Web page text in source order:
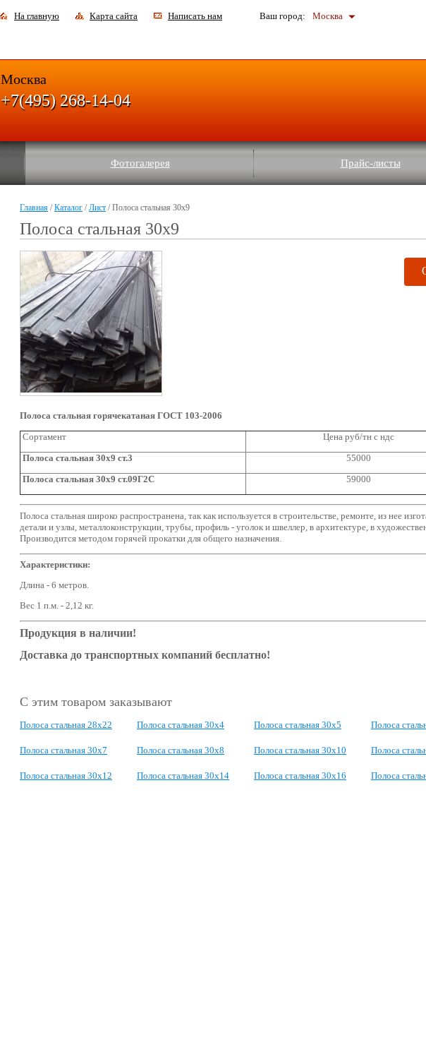
На главную Карта сайта Написать нам Ваш город: Москва
Фотогалерея Прайс-листы
Москва
+7(495) 268-14-04
Главная /Каталог /Лист / Полоса стальная 30x9
Полоса стальная 30x9
Полоса стальная горячекатаная ГОСТ 103-2006
Сортамент
Цена руб/тн с ндс
Полоса стальная 30x9 ст.3
55000
Полоса стальная 30x9 ст.09Г2С
59000
Полоса стальная широко распространена, так как используется в строительстве, ремонте, из нее
детали и узлы, металлоконструкции, трубы, профиль - уголок и швеллер, в архитектуре, в
Производится методом горячей прокатки для общего назначения.
Характеристики:
Длина - 6 метров.
Вес 1 п.м. - 2,12 кг.
Продукция в наличии!
Доставка до транспортных компаний бесплатно!
С этим товаром заказывают
Полоса стальная 28x22 Полоса стальная 30x4 Полоса стальная 30x5 Полоса
Полоса стальная 30x7 Полоса стальная 30x8 Полоса стальная 30x10 Полоса
Полоса стальная 30x12 Полоса стальная 30x14 Полоса стальная 30x16 Полоса